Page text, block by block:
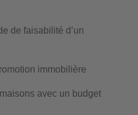
de faisabilité d’un
immobilière
avec un budget